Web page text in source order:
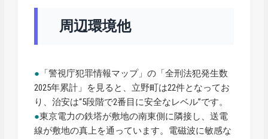
周辺環境他
● 「警視庁犯罪情報マップ」の「全刑法犯発生数
2025年累計」を見ると、立野町は22件となってお
り、治安は“5段階で2番目に安全なレベル”です。
●東京電力の鉄塔が敷地の南東側に隣接し、送電
線が敷地の真上を通っています。電磁波に敏感な